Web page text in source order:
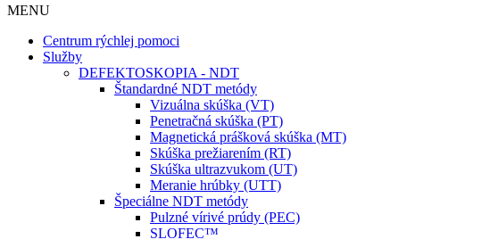
MENU
Centrum rýchlej pomoci
Služby
DEFEKTOSKOPIA - NDT
Štandardné NDT metódy
Vizuálna skúška (VT)
Penetračná skúška (PT)
Magnetická prášková skúška (MT)
Skúška prežiarením (RT)
Skúška ultrazvukom (UT)
Meranie hrúbky (UTT)
Špeciálne NDT metódy
Pulzné vírivé prúdy (PEC)
SLOFEC™